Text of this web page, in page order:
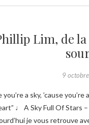
Lim, de
9
you’re a sky, ’cause
♩ A Sky Full Of Stars
je vous retrouve